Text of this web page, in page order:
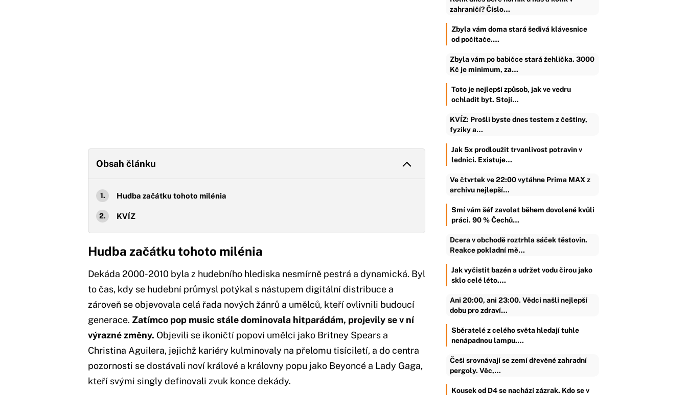
Obsah článku
Hudba začátku tohoto milénia
KVÍZ
Hudba začátku tohoto milénia
Dekáda 2000-2010 byla z hudebního hlediska nesmírně pestrá a dynamická. Byl
to čas, kdy se hudební průmysl potýkal s nástupem digitální distribuce a
zároveň se objevovala celá řada nových žánrů a umělců, kteří ovlivnili budoucí
generace. Zatímco pop music stále dominovala hitparádám, projevily se v ní
výrazné změny. Objevili se ikoničtí popoví umělci jako Britney Spears a
Christina Aguilera, jejichž kariéry kulminovaly na přelomu tisíciletí, a do centra
pozornosti se dostávali noví králové a královny popu jako Beyoncé a Lady Gaga,
kteří svými singly definovali zvuk konce dekády.
zahraničí? Číslo…
Zbyla vám doma stará šedivá klávesnice
od počítače.…
Zbyla vám po babičce stará žehlička. 3000
Kč je minimum, za…
Toto je nejlepší způsob, jak ve vedru
ochladit byt. Stojí…
KVÍZ: Prošli byste dnes testem z češtiny,
fyziky a…
Jak 5x prodloužit trvanlivost potravin v
lednici. Existuje…
Ve čtvrtek ve 22:00 vytáhne Prima MAX z
archivu nejlepší…
Smí vám šéf zavolat během dovolené kvůli
práci. 90 % Čechů…
Dcera v obchodě roztrhla sáček těstovin.
Reakce pokladní mě…
Jak vyčistit bazén a udržet vodu čirou jako
sklo celé léto.…
Ani 20:00, ani 23:00. Vědci našli nejlepší
dobu pro zdraví…
Sběratelé z celého světa hledají tuhle
nenápadnou lampu.…
Češi srovnávají se zemí dřevěné zahradní
pergoly. Věc,…
Kousek od D4 se nachází zázrak. Kdo se v